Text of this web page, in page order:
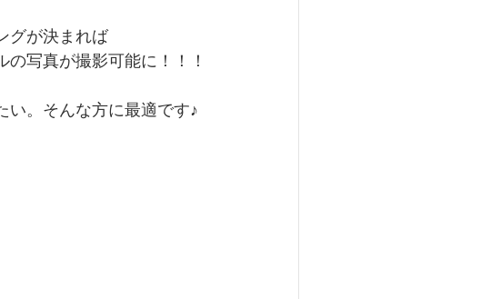
グが決まれば
写真が撮影可能に！！！
い。そんな方に最適です♪